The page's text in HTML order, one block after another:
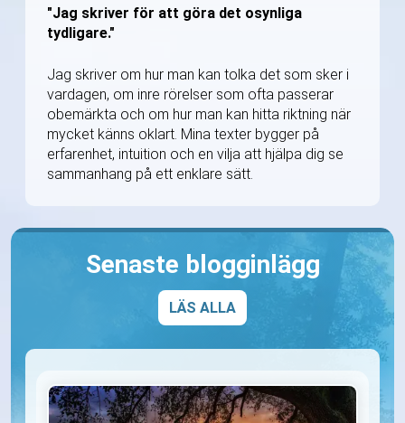
"Jag skriver för att göra det osynliga
tydligare."
Jag skriver om hur man kan tolka det som sker i
vardagen, om inre rörelser som ofta passerar
obemärkta och om hur man kan hitta riktning när
mycket känns oklart. Mina texter bygger på
erfarenhet, intuition och en vilja att hjälpa dig se
sammanhang på ett enklare sätt.
Senaste blogginlägg
LÄS ALLA